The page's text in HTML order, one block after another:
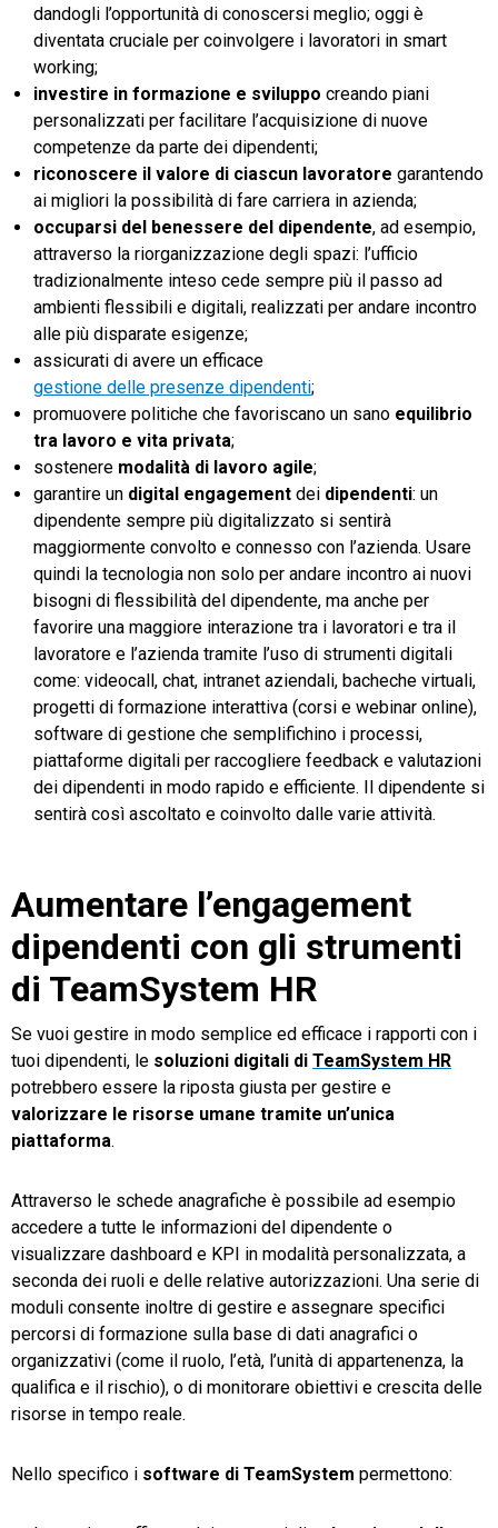
dandogli l’opportunità di conoscersi meglio; oggi è
diventata cruciale per coinvolgere i lavoratori in smart
working;
investire in formazione e sviluppo creando piani
personalizzati per facilitare l’acquisizione di nuove
competenze da parte dei dipendenti;
riconoscere il valore di ciascun lavoratore garantendo
ai migliori la possibilità di fare carriera in azienda;
occuparsi del benessere del dipendente, ad esempio,
attraverso la riorganizzazione degli spazi: l’ufficio
tradizionalmente inteso cede sempre più il passo ad
ambienti flessibili e digitali, realizzati per andare incontro
alle più disparate esigenze;
assicurati di avere un efficace
gestione delle presenze dipendenti;
promuovere politiche che favoriscano un sano equilibrio
tra lavoro e vita privata;
sostenere modalità di lavoro agile;
garantire un digital engagement dei dipendenti: un
dipendente sempre più digitalizzato si sentirà
maggiormente convolto e connesso con l’azienda. Usare
quindi la tecnologia non solo per andare incontro ai nuovi
bisogni di flessibilità del dipendente, ma anche per
favorire una maggiore interazione tra i lavoratori e tra il
lavoratore e l’azienda tramite l’uso di strumenti digitali
come: videocall, chat, intranet aziendali, bacheche virtuali,
progetti di formazione interattiva (corsi e webinar online),
software di gestione che semplifichino i processi,
piattaforme digitali per raccogliere feedback e valutazioni
dei dipendenti in modo rapido e efficiente. Il dipendente si
sentirà così ascoltato e coinvolto dalle varie attività.
Aumentare l’engagement
dipendenti con gli strumenti
di TeamSystem HR
Se vuoi gestire in modo semplice ed efficace i rapporti con i
tuoi dipendenti, le soluzioni digitali di TeamSystem HR
potrebbero essere la riposta giusta per gestire e
valorizzare le risorse umane tramite un’unica
piattaforma.
Attraverso le schede anagrafiche è possibile ad esempio
accedere a tutte le informazioni del dipendente o
visualizzare dashboard e KPI in modalità personalizzata, a
seconda dei ruoli e delle relative autorizzazioni. Una serie di
moduli consente inoltre di gestire e assegnare specifici
percorsi di formazione sulla base di dati anagrafici o
organizzativi (come il ruolo, l’età, l’unità di appartenenza, la
qualifica e il rischio), o di monitorare obiettivi e crescita delle
risorse in tempo reale.
Nello specifico i software di TeamSystem permettono: